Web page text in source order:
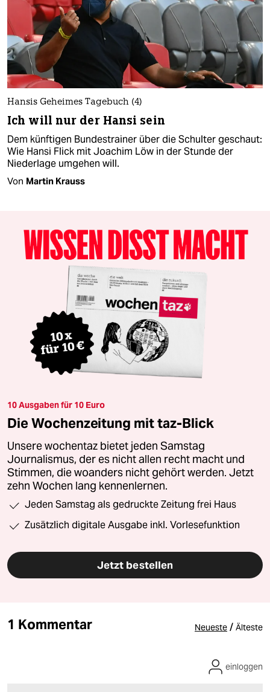
Hansis Geheimes Tagebuch (4)
Ich will nur der Hansi sein
Dem künftigen Bundestrainer über die Schulter geschaut:
Wie Hansi Flick mit Joachim Löw in der Stunde der
Niederlage umgehen will.
Von Martin Krauss
10 Ausgaben für 10 Euro
Die Wochenzeitung mit taz-Blick
Unsere wochentaz bietet jeden Samstag
Journalismus, der es nicht allen recht macht und
Stimmen, die woanders nicht gehört werden. Jetzt
zehn Wochen lang kennenlernen.
Jeden Samstag als gedruckte Zeitung frei Haus
Zusätzlich digitale Ausgabe inkl. Vorlesefunktion
Jetzt bestellen
1 Kommentar Neueste / Älteste
einloggen